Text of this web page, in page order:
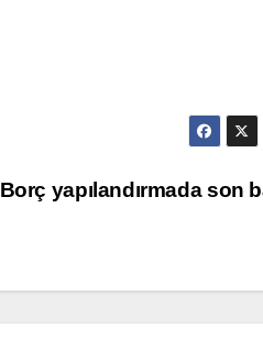
Borç yapılandırmada son